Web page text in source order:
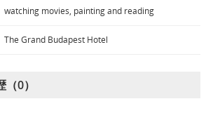
watching movies, painting and reading
The Grand Budapest Hotel
0）